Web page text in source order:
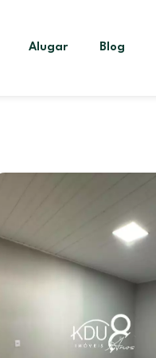
Alugar Blog